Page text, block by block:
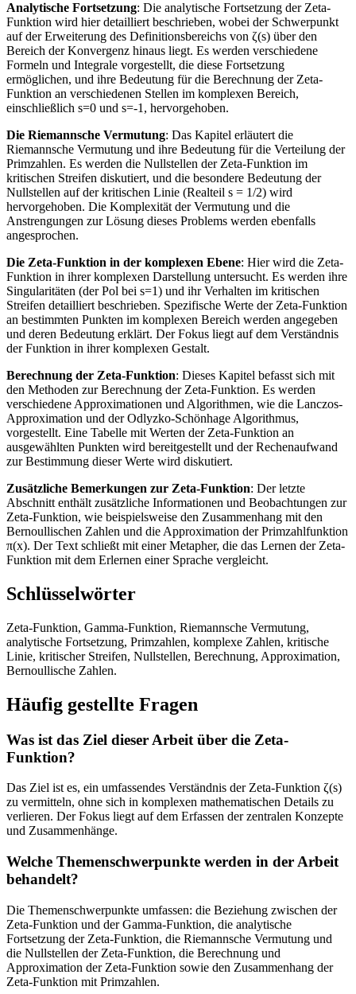
Analytische Fortsetzung: Die analytische Fortsetzung der Zeta-
Funktion wird hier detailliert beschrieben, wobei der Schwerpunkt
auf der Erweiterung des Definitionsbereichs von ζ(s) über den
Bereich der Konvergenz hinaus liegt. Es werden verschiedene
Formeln und Integrale vorgestellt, die diese Fortsetzung
ermöglichen, und ihre Bedeutung für die Berechnung der Zeta-
Funktion an verschiedenen Stellen im komplexen Bereich,
einschließlich s=0 und s=-1, hervorgehoben.
Die Riemannsche Vermutung: Das Kapitel erläutert die
Riemannsche Vermutung und ihre Bedeutung für die Verteilung der
Primzahlen. Es werden die Nullstellen der Zeta-Funktion im
kritischen Streifen diskutiert, und die besondere Bedeutung der
Nullstellen auf der kritischen Linie (Realteil s = 1/2) wird
hervorgehoben. Die Komplexität der Vermutung und die
Anstrengungen zur Lösung dieses Problems werden ebenfalls
angesprochen.
Die Zeta-Funktion in der komplexen Ebene: Hier wird die Zeta-
Funktion in ihrer komplexen Darstellung untersucht. Es werden ihre
Singularitäten (der Pol bei s=1) und ihr Verhalten im kritischen
Streifen detailliert beschrieben. Spezifische Werte der Zeta-Funktion
an bestimmten Punkten im komplexen Bereich werden angegeben
und deren Bedeutung erklärt. Der Fokus liegt auf dem Verständnis
der Funktion in ihrer komplexen Gestalt.
Berechnung der Zeta-Funktion: Dieses Kapitel befasst sich mit
den Methoden zur Berechnung der Zeta-Funktion. Es werden
verschiedene Approximationen und Algorithmen, wie die Lanczos-
Approximation und der Odlyzko-Schönhage Algorithmus,
vorgestellt. Eine Tabelle mit Werten der Zeta-Funktion an
ausgewählten Punkten wird bereitgestellt und der Rechenaufwand
zur Bestimmung dieser Werte wird diskutiert.
Zusätzliche Bemerkungen zur Zeta-Funktion: Der letzte
Abschnitt enthält zusätzliche Informationen und Beobachtungen zur
Zeta-Funktion, wie beispielsweise den Zusammenhang mit den
Bernoullischen Zahlen und die Approximation der Primzahlfunktion
π(x). Der Text schließt mit einer Metapher, die das Lernen der Zeta-
Funktion mit dem Erlernen einer Sprache vergleicht.
Schlüsselwörter
Zeta-Funktion, Gamma-Funktion, Riemannsche Vermutung,
analytische Fortsetzung, Primzahlen, komplexe Zahlen, kritische
Linie, kritischer Streifen, Nullstellen, Berechnung, Approximation,
Bernoullische Zahlen.
Häufig gestellte Fragen
Was ist das Ziel dieser Arbeit über die Zeta-
Funktion?
Das Ziel ist es, ein umfassendes Verständnis der Zeta-Funktion ζ(s)
zu vermitteln, ohne sich in komplexen mathematischen Details zu
verlieren. Der Fokus liegt auf dem Erfassen der zentralen Konzepte
und Zusammenhänge.
Welche Themenschwerpunkte werden in der Arbeit
behandelt?
Die Themenschwerpunkte umfassen: die Beziehung zwischen der
Zeta-Funktion und der Gamma-Funktion, die analytische
Fortsetzung der Zeta-Funktion, die Riemannsche Vermutung und
die Nullstellen der Zeta-Funktion, die Berechnung und
Approximation der Zeta-Funktion sowie den Zusammenhang der
Zeta-Funktion mit Primzahlen.